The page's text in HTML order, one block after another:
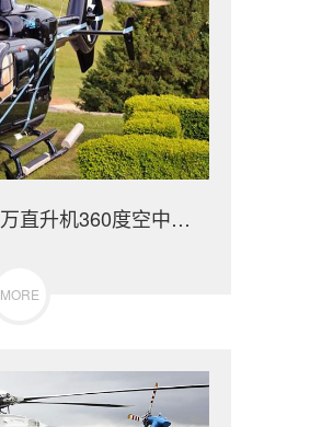
菏泽一房地产租400万直升机360度空中看房
MORE